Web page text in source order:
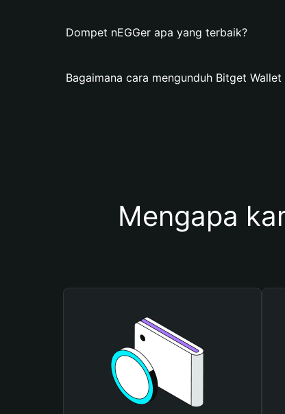
Dompet nEGGer apa yang terbaik?
Bagaimana cara mengunduh Bitget
Mengapa